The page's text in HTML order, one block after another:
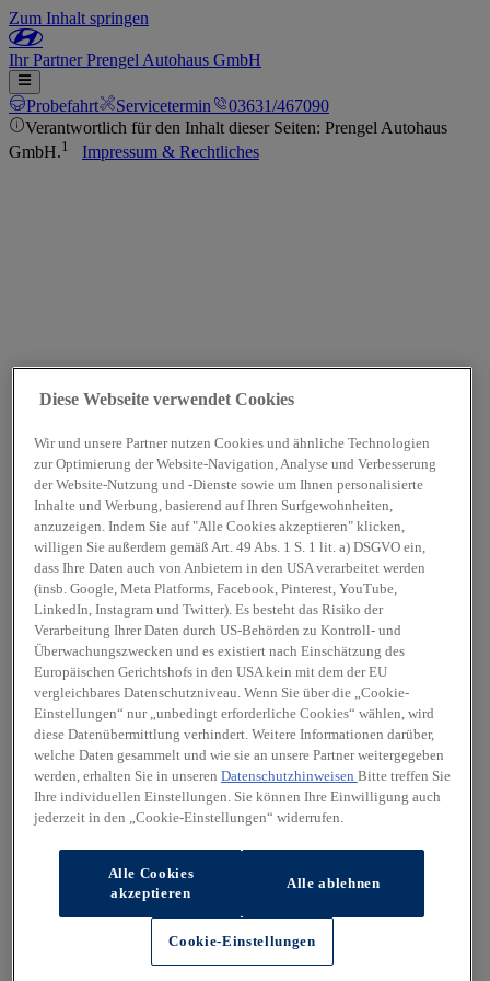
Zum Inhalt springen
IhrPartnerPrengel Autohaus GmbH
Probefahrt Servicetermin
03631/467090
Verantwortlich für den Inhalt dieser Seiten: Prengel Autohaus
GmbH.1 Impressum & Rechtliches
Diese Webseite verwendet Cookies
Wir und unsere Partner nutzen Cookies und ähnliche Technologien
zur Optimierung der Website-Navigation, Analyse und Verbesserung
der Website-Nutzung und -Dienste sowie um Ihnen personalisierte
Inhalte und Werbung, basierend auf Ihren Surfgewohnheiten,
anzuzeigen. Indem Sie auf "Alle Cookies akzeptieren" klicken,
willigen Sie außerdem gemäß Art. 49 Abs. 1 S. 1 lit. a) DSGVO ein,
dass Ihre Daten auch von Anbietern in den USA verarbeitet werden
(insb. Google, Meta Platforms, Facebook, Pinterest, YouTube,
LinkedIn, Instagram und Twitter). Es besteht das Risiko der
Verarbeitung Ihrer Daten durch US-Behörden zu Kontroll- und
Überwachungszwecken und es existiert nach Einschätzung des
Europäischen Gerichtshofs in den USA kein mit dem der EU
vergleichbares Datenschutzniveau. Wenn Sie über die „Cookie-
Einstellungen“ nur „unbedingt erforderliche Cookies“ wählen, wird
diese Datenübermittlung verhindert. Weitere Informationen darüber,
welche Daten gesammelt und wie sie an unsere Partner weitergegeben
werden, erhalten Sie in unseren Datenschutzhinweisen Bitte treffen Sie
Ihre individuellen Einstellungen. Sie können Ihre Einwilligung auch
jederzeit in den „Cookie-Einstellungen“ widerrufen.
Alle Cookies
akzeptieren
Alle ablehnen
Cookie-Einstellungen